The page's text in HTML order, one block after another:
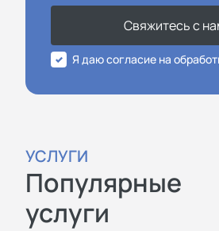
Свяжитесь с
Я даю согласие на
УСЛУГИ
Популярные
услуги